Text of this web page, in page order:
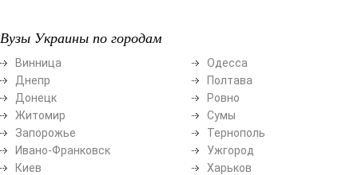
Вузы Украины по городам
Винница
Днепр
Донецк
Житомир
Запорожье
Ивано-Франковск
Киев
Одесса
Полтава
Ровно
Сумы
Тернополь
Ужгород
Харьков